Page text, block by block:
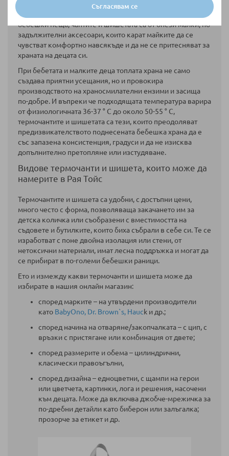
Съгласявам се
Макар и да влизат по-рядко в графата на най-търсените
бебешки неща, чантите и шишетата са от онези малки, но
задължителни аксесоари, които карат майките да се
чувстват комфортно навсякъде и да не се притесняват за
храната на децата си.
При бебетата и малките деца топлата храна не само
създава приятни усещания, но и провокира
производството на храносмилателни ензими и засища
по-добре. И въпреки че подходящата температура варира
от физиологичната 36-37 ° C до около 50-55 ° C,
термочантите и шишетата са тези, които преодоляват
предизвикателството поднесената бебешка храна да е
със запазена консистенция, градуси и да не изисква
допълнително претопляне или изстудяване.
Видове термочанти и шишета, които може да
намерите в Рая Тойс
Термочантите и шишета са удобни, с достъпни цени,
много често с форма, позволяваща закачането им за
детска количка или съобразени с вместимостта на
съдовете и бутилките, които биха събрали в себе си. Те се
изработват с поне двойна изолация или стени, от
нетоксични материали, имат лесна поддръжка и могат да
се прибират в по-големи бебешки раници.
Ето и измежду какви термочанти и шишета може да
избирате в нашия онлайн магазин:
според марките – на утвърдени производители
като BabyOno, Dr. Brown`s, Hauck и др.;
според начина на отваряне/закопчалката – с цип, с
връзки с пристягане или комбинация от двете;
според размерите и обема – цилиндрични,
класически правоъгълни,
според дизайна – едноцветни, с щампи на герои
или цветчета, картинки, лога и решения, насочени
към децата. Може да включва джобче-мрежичка за
по-дребни детайли като биберон или залъгалка;
прозорче за етикет и др.